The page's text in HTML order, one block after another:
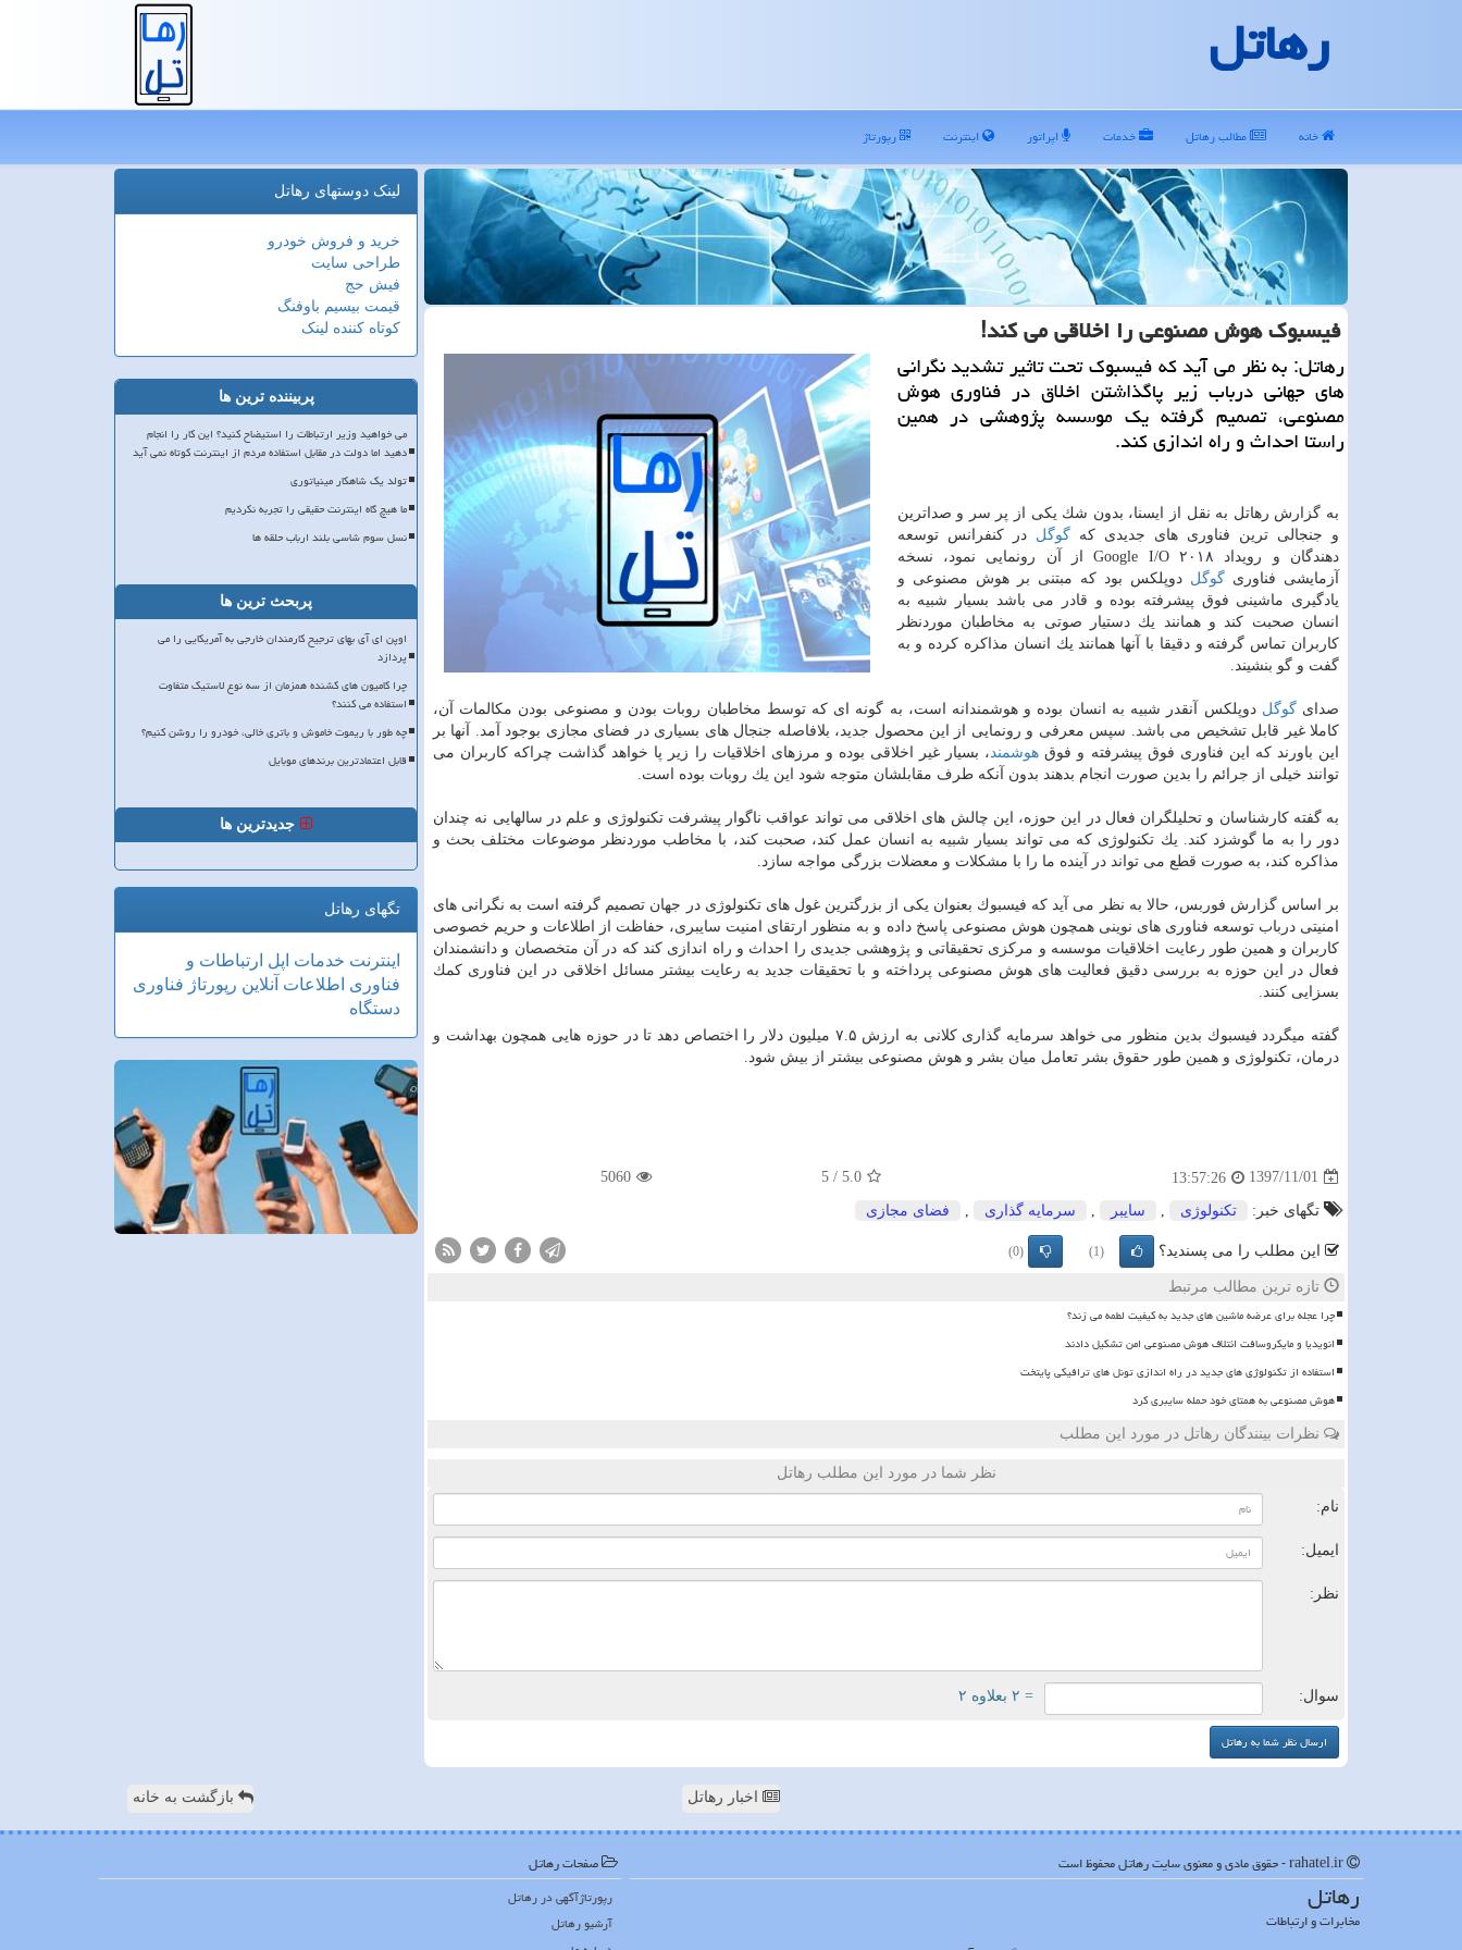
رهاتل
خانه مطالب رهاتل خدمات اپراتور اینترنت رپورتاژ
فیسبوك هوش مصنوعی را اخلاقی می كند!
رهاتل: به نظر می آید كه فیسبوك تحت تاثیر تشدید نگرانی
های جهانی درباب زیر پاگذاشتن اخلاق در فناوری هوش
مصنوعی، تصمیم گرفته یك موسسه پژوهشی در همین
راستا احداث و راه اندازی كند.
به گزارش رهاتل به نقل از ایسنا، بدون شك یكی از پر سر و صداترین
و جنجالی ترین فناوری های جدیدی كهگوگل در كنفرانس توسعه
دهندگان و رویداد Google I/O ۲۰۱۸ از آن رونمایی نمود، نسخه
آزمایشی فناوریگوگل دوپلكس بود كه مبتنی بر هوش مصنوعی و
یادگیری ماشینی فوق پیشرفته بوده و قادر می باشد بسیار شبیه به
انسان صحبت كند و همانند یك دستیار صوتی به مخاطبان موردنظر
كاربران تماس گرفته و دقیقا با آنها همانند یك انسان مذاكره كرده و به
گفت و گو بنشیند.
صدایگوگل دوپلكس آنقدر شبیه به انسان بوده و هوشمندانه است، به گونه ای كه توسط مخاطبان روبات بودن و مصنوعی بودن مكالمات آن،
كاملا غیر قابل تشخیص می باشد. سپس معرفی و رونمایی از این محصول جدید، بلافاصله جنجال های بسیاری در فضای مجازی بوجود آمد. آنها بر
این باورند كه این فناوری فوق پیشرفته و فوق هوشمند ، بسیار غیر اخلاقی بوده و مرزهای اخلاقیات را زیر پا خواهد گذاشت چراكه كاربران می
توانند خیلی از جرائم را بدین صورت انجام بدهند بدون آنكه طرف مقابلشان متوجه شود این یك روبات بوده است.
به گفته كارشناسان و تحلیلگران فعال در این حوزه، این چالش های اخلاقی می تواند عواقب ناگوار پیشرفت تكنولوژی و علم در سالهایی نه چندان
دور را به ما گوشزد كند. یك تكنولوژی كه می تواند بسیار شبیه به انسان عمل كند، صحبت كند، با مخاطب موردنظر موضوعات مختلف بحث و
مذاكره كند، به صورت قطع می تواند در آینده ما را با مشكلات و معضلات بزرگی مواجه سازد.
بر اساس گزارش فوربس، حالا به نظر می آید كه فیسبوك بعنوان یكی از بزرگترین غول های تكنولوژی در جهان تصمیم گرفته است به نگرانی های
امنیتی درباب توسعه فناوری های نوینی همچون هوش مصنوعی پاسخ داده و به منظور ارتقای امنیت سایبری، حفاظت از اطلاعات و حریم خصوصی
كاربران و همین طور رعایت اخلاقیات موسسه و مركزی تحقیقاتی و پژوهشی جدیدی را احداث و راه اندازی كند كه در آن متخصصان و دانشمندان
فعال در این حوزه به بررسی دقیق فعالیت های هوش مصنوعی پرداخته و با تحقیقات جدید به رعایت بیشتر مسائل اخلاقی در این فناوری كمك
بسزایی كنند.
گفته میگردد فیسبوك بدین منظور می خواهد سرمایه گذاری كلانی به ارزش ۷.۵ میلیون دلار را اختصاص دهد تا در حوزه هایی همچون بهداشت و
درمان، تكنولوژی و همین طور حقوق بشر تعامل میان بشر و هوش مصنوعی بیشتر از بیش شود.
1397/11/01
13:57:26
5.0
/
5
5060
تگهای خبر: تكنولوژی سایبر سرمایه گذاری فضای مجازی
این مطلب را می پسندید؟ (1)
(0)
تازه ترین مطالب مرتبط
چرا عجله برای عرضه ماشین های جدید به کیفیت لطمه می زند؟
انویدیا و مایکروسافت ائتلاف هوش مصنوعی امن تشکیل دادند
استفاده از تکنولوژی های جدید در راه اندازی تونل های ترافیکی پایتخت
هوش مصنوعی به همتای خود حمله سایبری کرد
نظرات بینندگان رهاتل در مورد این مطلب
نظر شما در مورد این مطلب رهاتل
نام:
ایمیل:
نظر:
سوال: = ۲ بعلاوه ۲
لینک دوستهای رهاتل
خرید و فروش خودرو
طراحی سایت
فیش حج
قیمت بیسیم باوفنگ
کوتاه کننده لینک
پربیننده ترین ها
می خواهید وزیر ارتباطات را استیضاح کنید؟ این کار را انجام
دهید اما دولت در مقابل استفاده مردم از اینترنت کوتاه نمی آید
تولد یک شاهکار مینیاتوری
ما هیچ گاه اینترنت حقیقی را تجربه نکردیم
نسل سوم شاسی بلند ارباب حلقه ها
پربحث ترین ها
اوپن ای آی بهای ترجیح کارمندان خارجی به آمریکایی را می
پردازد
چرا کامیون های کشنده همزمان از سه نوع لاستیک متفاوت
استفاده می کنند؟
چه طور با ریموت خاموش و باتری خالی، خودرو را روشن کنیم؟
قابل اعتمادترین برندهای موبایل
جدیدترین ها
تگهای رهاتل
اینترنت خدمات اپل ارتباطات و
فناوری اطلاعات آنلاین رپورتاژ فناوری
دستگاه
اخبار رهاتل بازگشت به خانه
رهاتل
مخابرات و ارتباطات
صفحات رهاتل
رپورتاژآگهی در رهاتل
آرشیو رهاتل